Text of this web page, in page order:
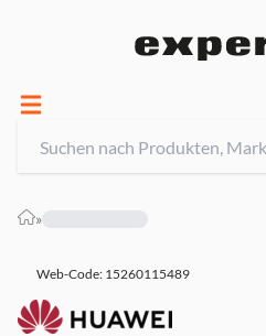
»
Web-Code: 15260115489